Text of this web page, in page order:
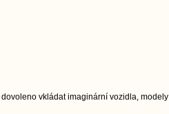
vkládat imaginární vozidla,